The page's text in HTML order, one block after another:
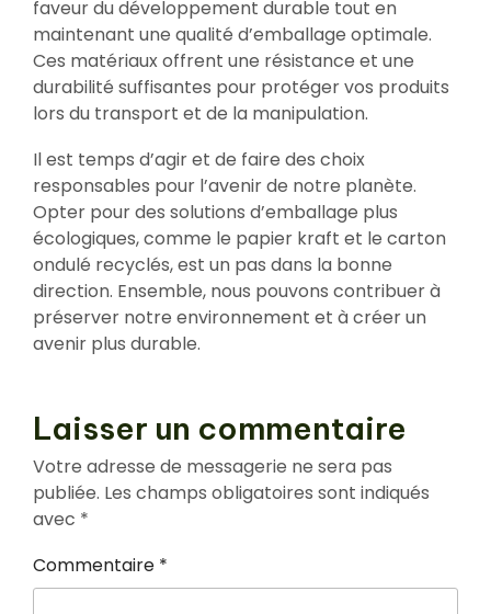
faveur du développement durable tout en
maintenant une qualité d’emballage optimale.
Ces matériaux offrent une résistance et une
durabilité suffisantes pour protéger vos produits
lors du transport et de la manipulation.
Il est temps d’agir et de faire des choix
responsables pour l’avenir de notre planète.
Opter pour des solutions d’emballage plus
écologiques, comme le papier kraft et le carton
ondulé recyclés, est un pas dans la bonne
direction. Ensemble, nous pouvons contribuer à
préserver notre environnement et à créer un
avenir plus durable.
Laisser un commentaire
Votre adresse de messagerie ne sera pas
publiée. Les champs obligatoires sont indiqués
avec *
Commentaire *